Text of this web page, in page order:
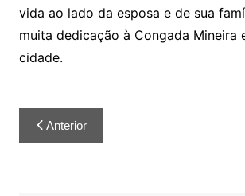
vida ao lado da esposa e de sua
muita dedicação à Congada Mineira
cidade.
Anterior